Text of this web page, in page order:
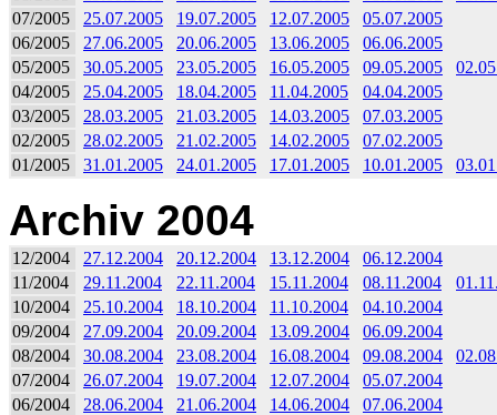
07/2005
25.07.2005 19.07.2005 12.07.2005
05.07.2005
06/2005
27.06.2005 20.06.2005 13.06.2005
06.06.2005
05/2005
30.05.2005 23.05.2005 16.05.2005 09.05.2005
04/2005
25.04.2005 18.04.2005 11.04.2005
04.04.2005
03/2005
28.03.2005 21.03.2005 14.03.2005
07.03.2005
02/2005
28.02.2005 21.02.2005 14.02.2005
07.02.2005
01/2005
31.01.2005 24.01.2005 17.01.2005 10.01.2005
Archiv 2004
12/2004 27.12.2004 20.12.2004 13.12.2004
06.12.2004
11/2004
29.11.2004 22.11.2004 15.11.2004 08.11.2004
10/2004
25.10.2004 18.10.2004 11.10.2004
04.10.2004
09/2004
27.09.2004 20.09.2004 13.09.2004
06.09.2004
08/2004
30.08.2004 23.08.2004 16.08.2004 09.08.2004
07/2004
26.07.2004 19.07.2004 12.07.2004
05.07.2004
06/2004
28.06.2004 21.06.2004 14.06.2004
07.06.2004